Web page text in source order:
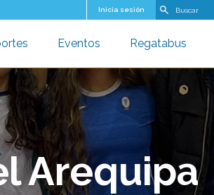
Inicia sesión Buscar
Toggle submenu
Eventos
Toggle submenu
Regatabus
Arequipa